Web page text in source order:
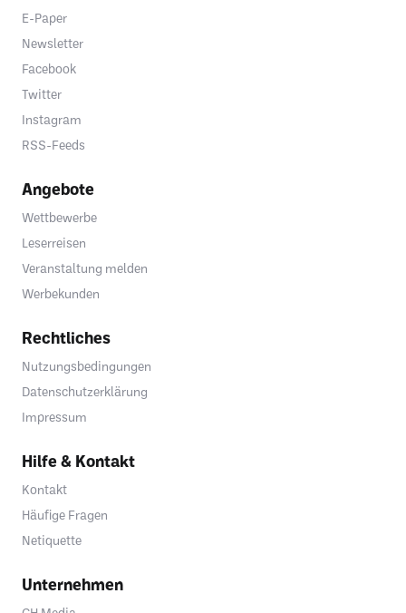
E-Paper
Newsletter
Facebook
Twitter
Instagram
RSS-Feeds
Angebote
Wettbewerbe
Leserreisen
Veranstaltung melden
Werbekunden
Rechtliches
Nutzungsbedingungen
Datenschutzerklärung
Impressum
Hilfe & Kontakt
Kontakt
Häufige Fragen
Netiquette
Unternehmen